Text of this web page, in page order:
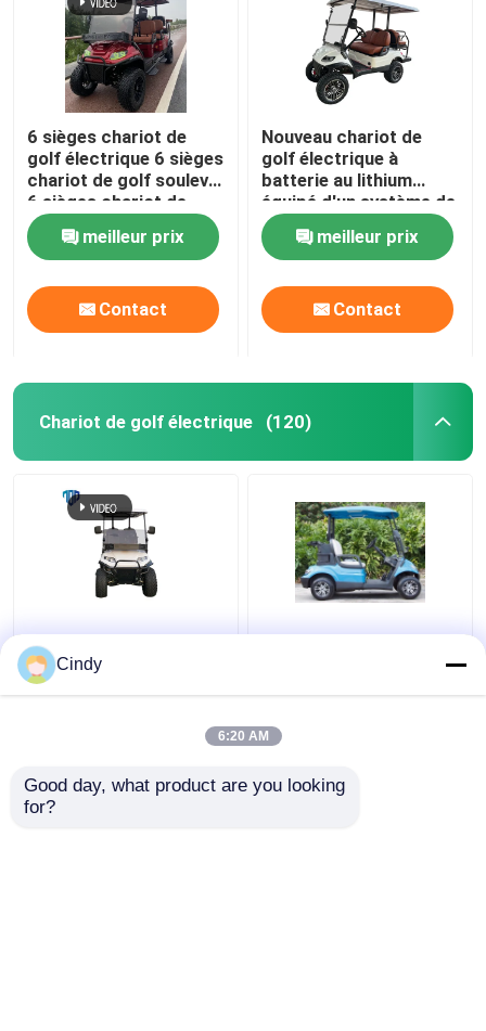
6 sièges chariot de
golf électrique 6 sièges
chariot de golf soulevé
6 sièges chariot de
golf EV
meilleur prix
Contact
Nouveau chariot de
golf électrique à
batterie au lithium
équipé d'un système de
sécurité pour les
visites touristiques
meilleur prix
Contact
Chariot de golf électrique (120)
Chariot de golf 25Km/h
48V/5kw 4 soulevé par
Seater de vitesse
48V 4KW Chariots
électriques légaux pour
Cindy
6:20 AM
Good day, what product are you looking
for?